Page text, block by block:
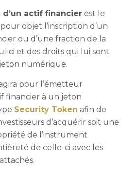
actif financierest le
objet l’inscription d’un
ou d’une fraction de la
ci et des droits qui lui sont
numérique.
pour l’émetteur
financier à un jeton
Security Token afin de
d’acquérir soit une
de l’instrument
de celle-ci avec les